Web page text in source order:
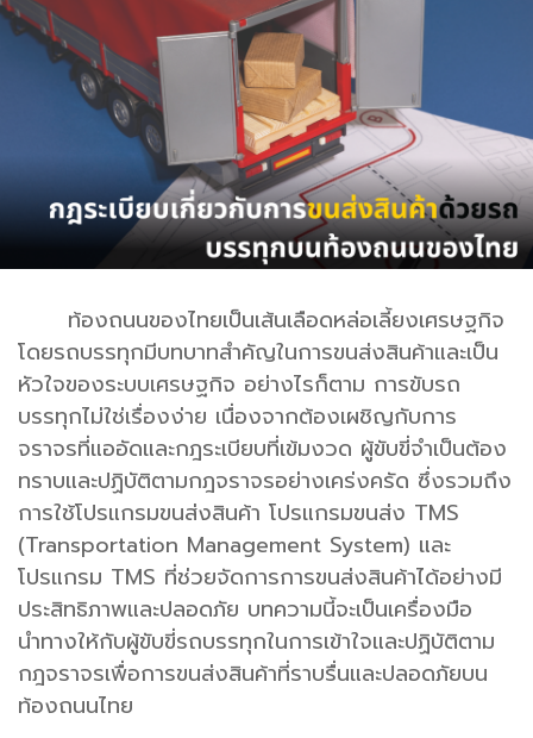
ท้องถนนของไทยเป็นเส้นเลือดหล่อเลี้ยงเศรษฐกิจ
โดยรถบรรทุกมีบทบาทสำคัญในการขนส่งสินค้าและเป็น
หัวใจของระบบเศรษฐกิจ อย่างไรก็ตาม การขับรถ
บรรทุกไม่ใช่เรื่องง่าย เนื่องจากต้องเผชิญกับการ
จราจรที่แออัดและกฎระเบียบที่เข้มงวด ผู้ขับขี่จำเป็นต้อง
ทราบและปฏิบัติตามกฎจราจรอย่างเคร่งครัด ซึ่งรวมถึง
การใช้โปรแกรมขนส่งสินค้า โปรแกรมขนส่ง TMS
(Transportation Management System) และ
โปรแกรม TMS ที่ช่วยจัดการการขนส่งสินค้าได้อย่างมี
ประสิทธิภาพและปลอดภัย บทความนี้จะเป็นเครื่องมือ
นำทางให้กับผู้ขับขี่รถบรรทุกในการเข้าใจและปฏิบัติตาม
กฎจราจรเพื่อการขนส่งสินค้าที่ราบรื่นและปลอดภัยบน
ท้องถนนไทย